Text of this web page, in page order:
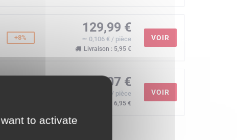
+8%
129,99 €
≃ 0,106 € / pièce
Livraison : 5,95 €
VOIR
134,07 €
≃ 0,109 € / pièce
Livraison : 6,95 €
VOIR
to activate